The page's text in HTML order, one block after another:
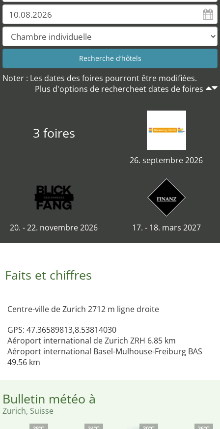
Noter : Les dates des foires pourront être modifiées.
Plus d'options de rechercheet dates de foires
3 foires
26. septembre 2026
20. - 22. novembre 2026 17. - 18. mars 2027
Faits et chiffres
Centre-ville de Zurich 2712 m ligne droite
GPS: 47.36589813,8.53814030
Aéroport international de Zurich ZRH 6.85 km
Aéroport international Basel-Mulhouse-Freiburg BAS
49.56 km
Bulletin météo à
Zurich, Suisse